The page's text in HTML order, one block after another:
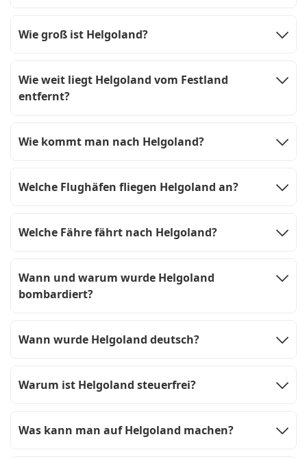
Wie groß ist Helgoland?
Wie weit liegt Helgoland vom Festland
entfernt?
Wie kommt man nach Helgoland?
Welche Flughäfen fliegen Helgoland an?
Welche Fähre fährt nach Helgoland?
Wann und warum wurde Helgoland
bombardiert?
Wann wurde Helgoland deutsch?
Warum ist Helgoland steuerfrei?
Was kann man auf Helgoland machen?